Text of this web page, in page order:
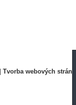
Tvorba webových stránek